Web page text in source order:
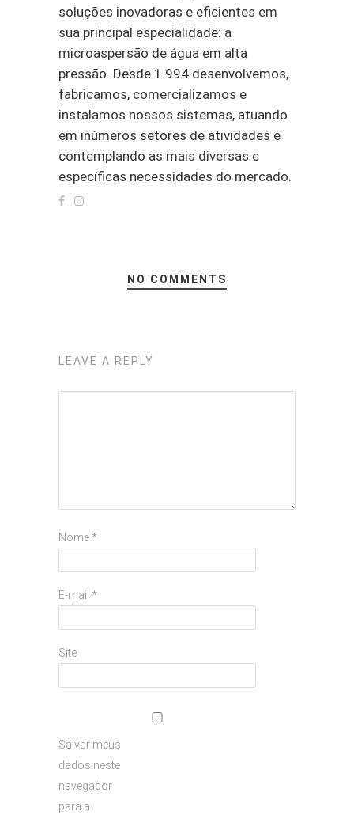
soluções inovadoras e eficientes em
sua principal especialidade: a
microaspersão de água em alta
pressão. Desde 1.994 desenvolvemos,
fabricamos, comercializamos e
instalamos nossos sistemas, atuando
em inúmeros setores de atividades e
contemplando as mais diversas e
específicas necessidades do mercado.
NO COMMENTS
LEAVE A REPLY
Nome *
E-mail *
Site
Salvar meus
dados neste
navegador
para a